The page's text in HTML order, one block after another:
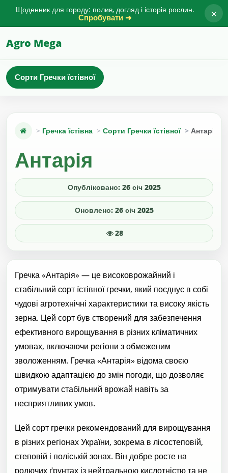
Щоденник для городу: полив, догляд і історія рослин.
Спробувати ➜ ×
Agro Mega
Сорти Гречки їстівної
Гречка їстівна Сорти Гречки їстівної Антарія
Антарія
Опубліковано: 26 січ 2025
Оновлено: 26 січ 2025
28
Гречка «Антарія» — це високоврожайний і
стабільний сорт їстівної гречки, який поєднує в собі
чудові агротехнічні характеристики та високу якість
зерна. Цей сорт був створений для забезпечення
ефективного вирощування в різних кліматичних
умовах, включаючи регіони з обмеженим
зволоженням. Гречка «Антарія» відома своєю
швидкою адаптацією до змін погоди, що дозволяє
отримувати стабільний врожай навіть за
несприятливих умов.
Цей сорт гречки рекомендований для вирощування
в різних регіонах України, зокрема в лісостеповій,
степовій і поліській зонах. Він добре росте на
родючих ґрунтах із нейтральною кислотністю та не